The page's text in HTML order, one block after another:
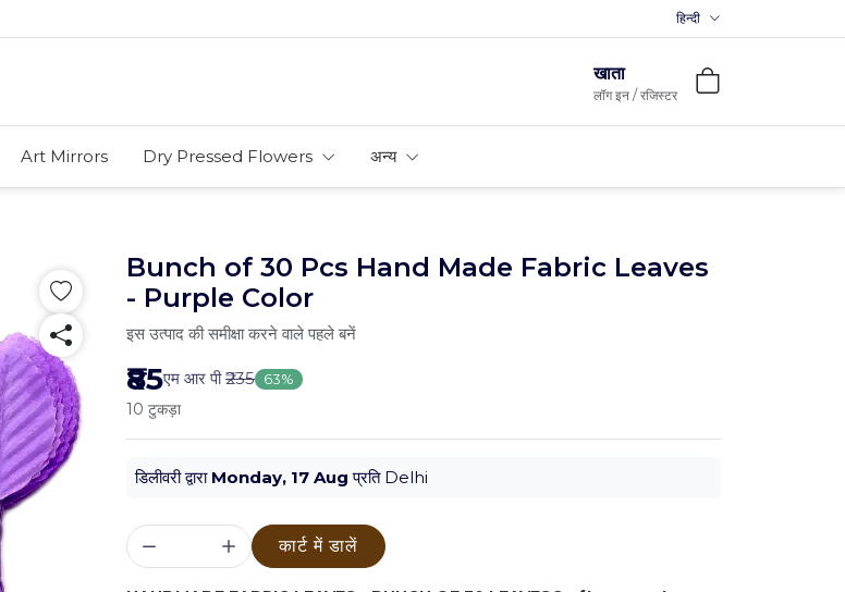
हिन्दी
खाता
लॉग इन / रजिस्टर
Art Mirrors Dry Pressed Flowers अन्य
Bunch of 30 Pcs Hand Made Fabric Leaves
- Purple Color
इस उत्पाद की समीक्षा करने वाले पहले बनें
₹85एम आर पी₹235 63%
10 टुकड़ा
डिलीवरी द्वारा Monday, 17 Aug प्रति Delhi
कार्ट में डालें